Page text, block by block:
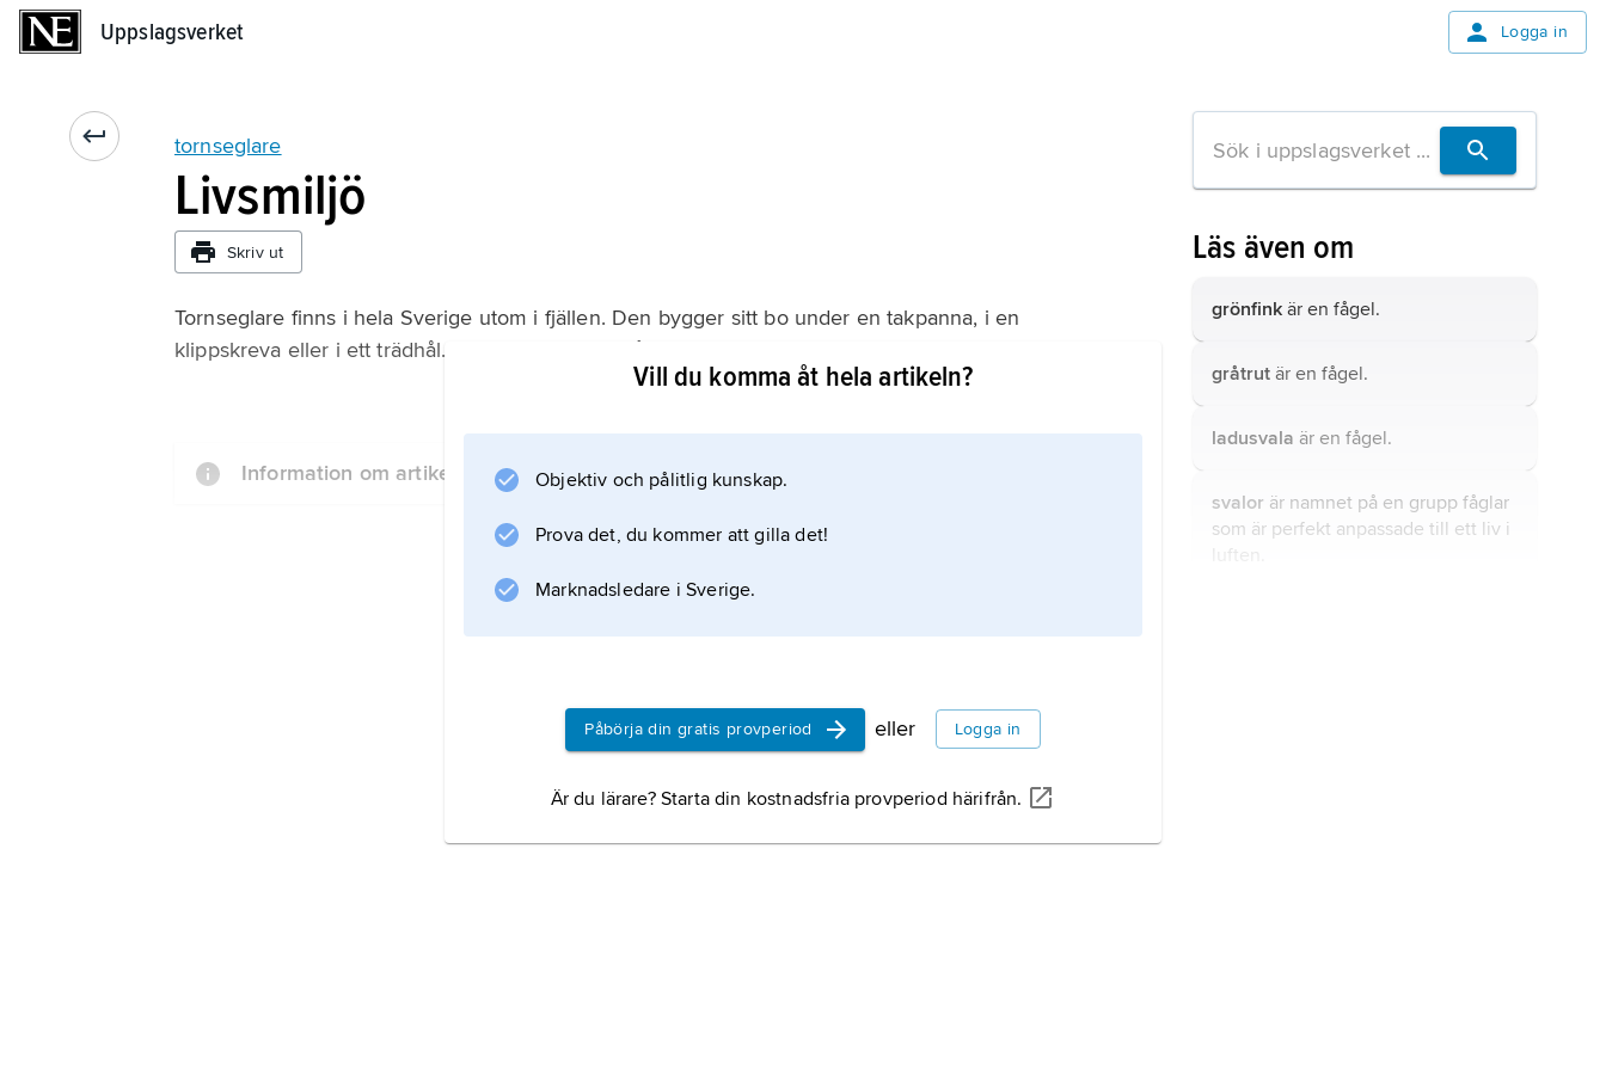
Uppslagsverket Logga in
tornseglare
Livsmiljö
Skriv ut
Tornseglare finns i hela Sverige utom i fjällen. Den bygger sitt bo under en takpanna, i en
klippskreva eller i ett trädhål. De häckar gärna många tillsammans, i en koloni.
Information om artikeln
Vill du komma åt hela artikeln?
Objektiv och pålitlig kunskap.
Prova det, du kommer att gilla det!
Marknadsledare i Sverige.
Påbörja din gratis provperiod eller Logga in
Är du lärare? Starta din kostnadsfria provperiod härifrån.
Läs även om
grönfink är en fågel.
gråtrut är en fågel.
ladusvala är en fågel.
svalor är namnet på en grupp fåglar
som är perfekt anpassade till ett liv i
luften.